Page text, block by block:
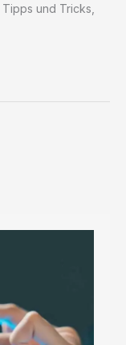
und Tricks,